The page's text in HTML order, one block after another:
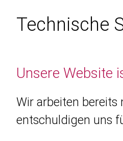
Technische
Unsere Website
Wir arbeiten bereits
entschuldigen uns